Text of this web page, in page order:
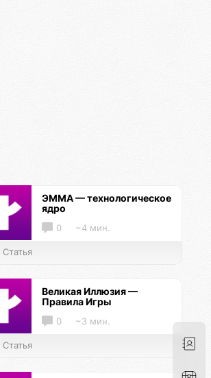
ЭММА — технологическое
ядро
0 ~4 мин.
Статья
Великая Иллюзия —
Правила Игры
0 ~3 мин.
Статья